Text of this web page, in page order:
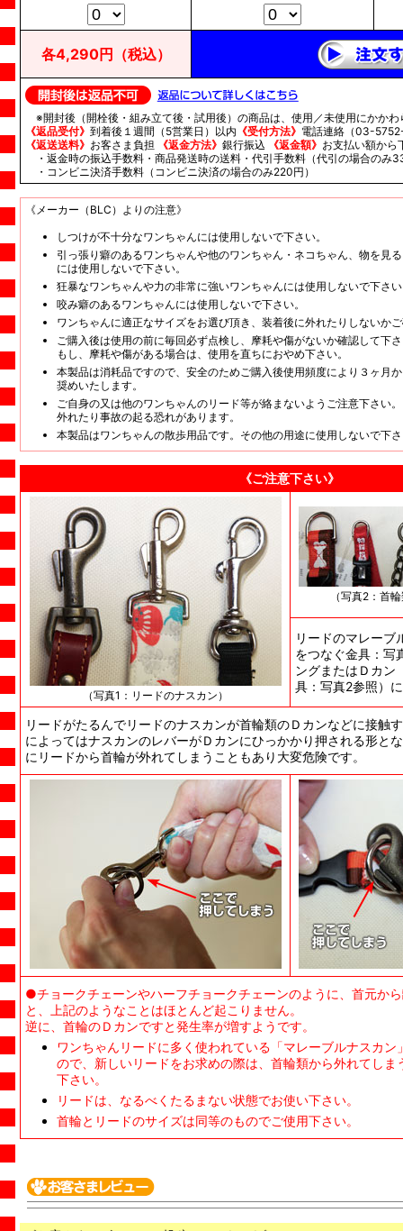
各4,290円（税込）
※開封後（開栓後・組み立て後・試用後）の商品は、使用／未使用にかかわ
《返品受付》 到着後１週間（5営業日）以内 《受付方法》 電話連絡（03-
《返送送料》 お客さま負担 《返金方法》 銀行振込 《返金額》 お支払い額から
・返金時の振込手数料・商品発送時の送料・代引手数料（代引の場合のみ
・コンビニ決済手数料（コンビニ決済の場合のみ220円）
《メーカー（BLC）よりの注意》
しつけが不十分なワンちゃんには使用しないで下さい。
引っ張り癖のあるワンちゃんや他のワンちゃん・ネコちゃん、物を見
には使用しないで下さい。
狂暴なワンちゃんや力の非常に強いワンちゃんには使用しないで下さ
咬み癖のあるワンちゃんには使用しないで下さい。
ワンちゃんに適正なサイズをお選び頂き、装着後に外れたりしないか
ご購入後は使用の前に毎回必ず点検し、摩耗や傷がないか確認して下
もし、摩耗や傷がある場合は、使用を直ちにおやめ下さい。
本製品は消耗品ですので、安全のためご購入後使用頻度により３ヶ月
奨めいたします。
ご自身の又は他のワンちゃんのリード等が絡まないようご注意下さい。
外れたり事故の起る恐れがあります。
本製品はワンちゃんの散歩用品です。その他の用途に使用しないで下
《ご注意下さい》
（写真1：リードのナスカン）
（写真2：首
リードのマレーブ
をつなぐ金具：写
ングまたはＤカン
具：写真2参照）
リードがたるんでリードのナスカンが首輪類のＤカンなどに接触
によってはナスカンのレバーがＤカンにひっかかり押される形と
にリードから首輪が外れてしまうこともあり大変危険です。
●チョークチェーンやハーフチョークチェーンのように、首元か
と、上記のようなことはほとんど起こりません。
逆に、首輪のＤカンですと発生率が増すようです。
ワンちゃんリードに多く使われている「マレーブルナスカン
ので、新しいリードをお求めの際は、首輪類から外れてしま
下さい。
リードは、なるべくたるまない状態でお使い下さい。
首輪とリードのサイズは同等のものでご使用下さい。